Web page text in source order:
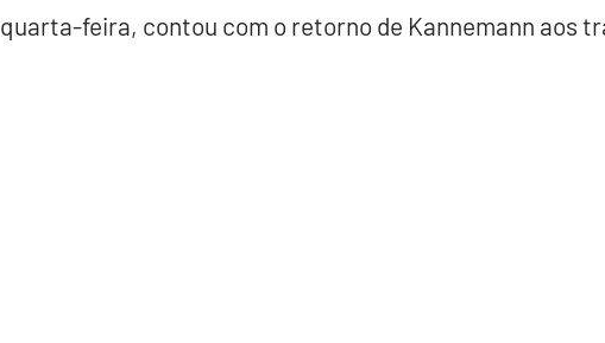
quarta-feira, contou com o retorno de Kannemann aos